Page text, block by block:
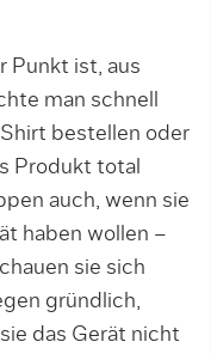
Punkt ist, aus
man schnell
bestellen oder
Produkt total
auch, wenn sie
haben wollen –
sie sich
gründlich,
das Gerät nicht